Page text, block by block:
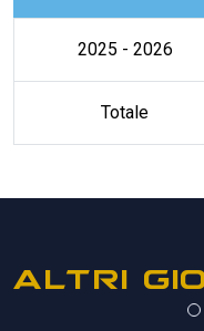
2025 - 2026
Totale
ALTRI